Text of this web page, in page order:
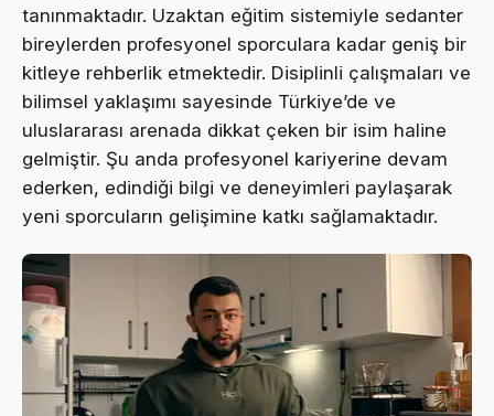
tanınmaktadır. Uzaktan eğitim sistemiyle sedanter
bireylerden profesyonel sporculara kadar geniş bir
kitleye rehberlik etmektedir. Disiplinli çalışmaları ve
bilimsel yaklaşımı sayesinde Türkiye’de ve
uluslararası arenada dikkat çeken bir isim haline
gelmiştir. Şu anda profesyonel kariyerine devam
ederken, edindiği bilgi ve deneyimleri paylaşarak
yeni sporcuların gelişimine katkı sağlamaktadır.